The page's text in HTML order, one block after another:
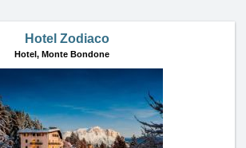
Hotel Zodiaco
Hotel, Monte Bondone